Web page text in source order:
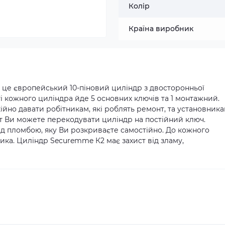
Колір
Країна виробник
європейський 10-піновий циліндр з двосторонньої
кожного циліндра йде 5 основних ключів та 1 монтажний.
давати робітникам, які роблять ремонт, та
Ви можете перекодувати циліндр на постійний ключ.
пломбою, яку Ви розкриваєте самостійно. До кожного
Циліндр Securemme К2 має захист від зламу,